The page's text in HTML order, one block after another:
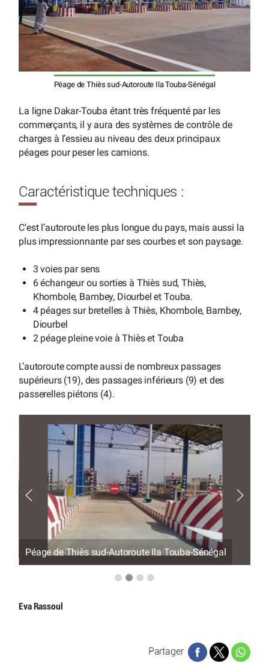
Péage de Thiès sud-Autoroute Ila Touba-Sénégal
La ligne Dakar-Touba étant très fréquenté par les
commerçants, il y aura des systèmes de contrôle de
charges à l’essieu au niveau des deux principaux
péages pour peser les camions.
Caractéristique techniques :
C’est l’autoroute les plus longue du pays, mais aussi la
plus impressionnante par ses courbes et son paysage.
3 voies par sens
6 échangeur ou sorties à Thiès sud, Thiès,
Khombole, Bambey, Diourbel et Touba.
4 péages sur bretelles à Thiès, Khombole, Bambey,
Diourbel
2 péage pleine voie à Thiès et Touba
L’autoroute compte aussi de nombreux passages
supérieurs (19), des passages inférieurs (9) et des
passerelles piétons (4).
Péage de Thiès sud-Autoroute Ila Touba-Sénégal
Eva Rassoul
Partager